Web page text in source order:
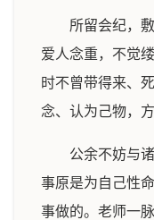
所留会纪，
爱人念重，不觉
时不曾带得来、
念、认为己物，
公余不妨与
事原是为自己性
事做的。老师一